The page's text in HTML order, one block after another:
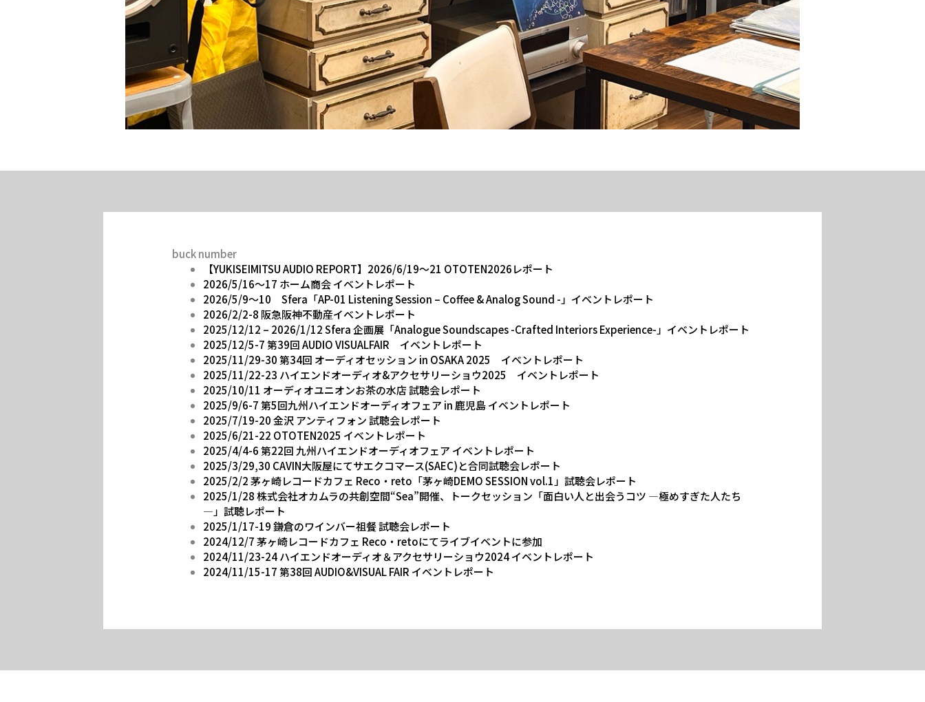
buck number
【YUKISEIMITSU AUDIO REPORT】2026/6/19～21 OTOTEN2026レポート
2026/5/16～17 ホーム商会 イベントレポート
2026/5/9～10 Sfera「AP-01 Listening Session – Coffee & Analog Sound -」イベントレポート
2026/2/2-8 阪急阪神不動産イベントレポート
2025/12/12 – 2026/1/12 Sfera 企画展「Analogue Soundscapes -Crafted Interiors Experience-」イベントレポート
2025/12/5-7 第39回 AUDIO VISUALFAIR イベントレポート
2025/11/29-30 第34回 オーディオセッション in OSAKA 2025 イベントレポート
2025/11/22-23 ハイエンドオーディオ&アクセサリーショウ2025 イベントレポート
2025/10/11 オーディオユニオンお茶の水店 試聴会レポート
2025/9/6-7 第5回九州ハイエンドオーディオフェア in 鹿児島 イベントレポート
2025/7/19-20 金沢 アンティフォン 試聴会レポート
2025/6/21-22 OTOTEN2025 イベントレポート
2025/4/4-6 第22回 九州ハイエンドオーディオフェア イベントレポート
2025/3/29,30 CAVIN大阪屋にてサエクコマース(SAEC)と合同試聴会レポート
2025/2/2 茅ヶ崎レコードカフェ Reco・reto「茅ヶ崎DEMO SESSION vol.1」試聴会レポート
2025/1/28 株式会社オカムラの共創空間“Sea”開催、トークセッション「面白い人と出会うコツ ―極めすぎた人たち
―」試聴レポート
2025/1/17-19 鎌倉のワインバー祖餐 試聴会レポート
2024/12/7 茅ヶ崎レコードカフェ Reco・retoにてライブイベントに参加
2024/11/23-24 ハイエンドオーディオ＆アクセサリーショウ2024 イベントレポート
2024/11/15-17 第38回 AUDIO&VISUAL FAIR イベントレポート
メールアドレス (必須)